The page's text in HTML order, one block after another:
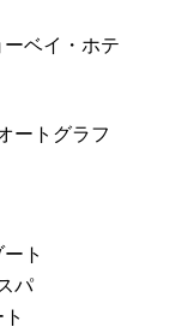
ベイ・ホテ
ートグラフ
ト
パ